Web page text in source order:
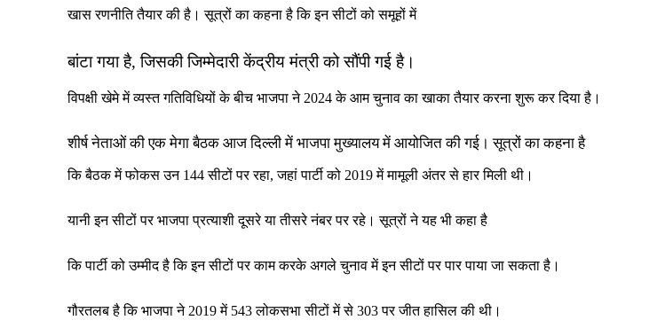
खास रणनीति तैयार की है। सूत्रों का कहना है कि इन सीटों को समूहों में
बांटा गया है, जिसकी जिम्मेदारी केंद्रीय मंत्री को सौंपी गई है।
विपक्षी खेमे में व्यस्त गतिविधियों के बीच भाजपा ने 2024 के आम चुनाव का खाका तैयार करना शुरू कर दिया है।
शीर्ष नेताओं की एक मेगा बैठक आज दिल्ली में भाजपा मुख्यालय में आयोजित की गई। सूत्रों का कहना है
कि बैठक में फोकस उन 144 सीटों पर रहा, जहां पार्टी को 2019 में मामूली अंतर से हार मिली थी।
यानी इन सीटों पर भाजपा प्रत्याशी दूसरे या तीसरे नंबर पर रहे। सूत्रों ने यह भी कहा है
कि पार्टी को उम्मीद है कि इन सीटों पर काम करके अगले चुनाव में इन सीटों पर पार पाया जा सकता है।
गौरतलब है कि भाजपा ने 2019 में 543 लोकसभा सीटों में से 303 पर जीत हासिल की थी।